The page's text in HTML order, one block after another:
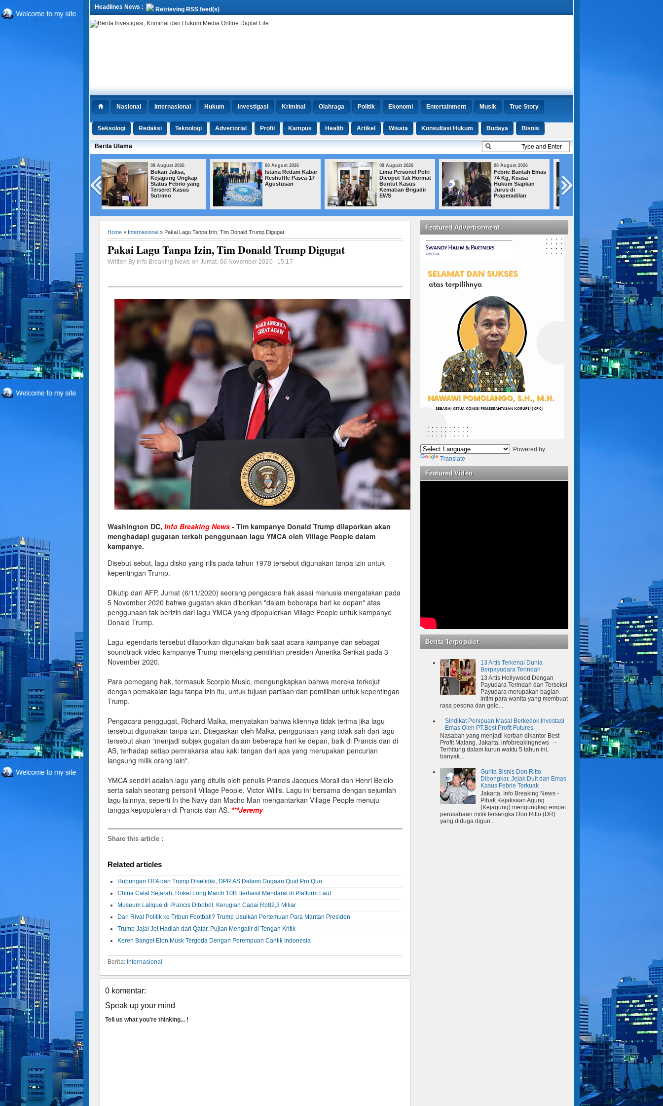
Headlines News : Retrieving RSS feed(s)
Nasional Internasional Hukum Investigasi Kriminal Olahraga Politik Ekonomi Entertainment Musik True Story
Seksologi Redaksi Teknologi Advertorial Profil Kampus Health Artikel Wisata Konsultasi Hukum Budaya Bisnis
Berita Utama
Bukan Jaksa,
Kejagung Ungkap
Status Febrio yang
Terseret Kasus
Sutrimo
08 August 2026
Istana Redam Kabar
Reshuffle Pasca-17
Agustusan
08 August 2026
Lima Personel Polri
Dicopot Tak Hormat
Buntut Kasus
08 August 2026
Febrie Bantah Emas
74 Kg, Kuasa
Hukum Siapkan
Jurus di
Praperadilan
08 August 2026
14 Calon Hakim
Lolos dari Saringan
KY, Kini Menanti
Persetujuan DPR
Home » Internasional » Pakai Lagu Tanpa Izin, Tim Donald Trump Digugat
Pakai Lagu Tanpa Izin, Tim Donald Trump Digugat
Written By Info Breaking News on Jumat, 06 November 2020 | 15.17
Washington DC, Info Breaking News - Tim kampanye Donald Trump dilaporkan akan
menghadapi gugatan terkait penggunaan lagu YMCA oleh Village People dalam
kampanye.
Disebut-sebut, lagu disko yang rilis pada tahun 1978 tersebut digunakan tanpa izin untuk
kepentingan Trump.
Dikutip dari AFP, Jumat (6/11/2020) seorang pengacara hak asasi manusia mengatakan pada
5 November 2020 bahwa gugatan akan diberikan "dalam beberapa hari ke depan" atas
penggunaan tak berizin dari lagu YMCA yang dipopulerkan Village People untuk kampanye
Donald Trump.
Lagu legendaris tersebut dilaporkan digunakan baik saat acara kampanye dan sebagai
soundtrack video kampanye Trump menjelang pemilihan presiden Amerika Serikat pada 3
November 2020.
Para pemegang hak, termasuk Scorpio Music, mengungkapkan bahwa mereka terkejut
dengan pemakaian lagu tanpa izin itu, untuk tujuan partisan dan pemilihan untuk kepentingan
Trump.
Pengacara penggugat, Richard Malka, menyatakan bahwa kliennya tidak terima jika lagu
tersebut digunakan tanpa izin. Ditegaskan oleh Malka, penggunaan yang tidak sah dari lagu
tersebut akan "menjadi subjek gugatan dalam beberapa hari ke depan, baik di Prancis dan di
AS, terhadap setiap pemrakarsa atau kaki tangan dari apa yang merupakan pencurian
langsung milik orang lain".
YMCA sendiri adalah lagu yang ditulis oleh penulis Prancis Jacques Morali dan Henri Belolo
serta salah seorang personil Village People, Victor Willis. Lagu ini bersama dengan sejumlah
lagu lainnya, seperti In the Navy dan Macho Man mengantarkan Village People menuju
tangga kepopuleran di Prancis dan AS. ***Jeremy
Share this article :
Related articles
Hubungan FIFA dan Trump Diselidiki, DPR AS Dalami Dugaan Quid Pro Quo
China Catat Sejarah, Roket Long March 10B Berhasil Mendarat di Platform Laut
Museum Lalique di Prancis Dibobol, Kerugian Capai Rp82,3 Miliar
Dari Rival Politik ke Tribun Football? Trump Usulkan Pertemuan Para Mantan Presiden
Trump Jajal Jet Hadiah dari Qatar, Pujian Mengalir di Tengah Kritik
Keren Banget Elon Musk Tergoda Dengan Perempuan Cantik Indonesia
Berita: Internasional
0 komentar:
Speak up your mind
Tell us what you're thinking... !
Featured Advertisement
Powered by
Translate
Featured Video
Berita Terpopuler
13 Artis Terkenal Dunia
Berpayudara Terindah
13 Artis Hollywood Dengan
Payudara Terindah dan Terseksi
Payudara merupakan bagian
intim para wanita yang membuat
rasa pesona dan gelo...
Sindikat Penipuan Masal Berkedok Investasi
Emas Oleh PT.Best Profit Futures
Nasabah yang menjadi korban dikantor Best
Profit Malang. Jakarta, infobreakingnews –
Terhitung dalam kurun waktu 5 tahun ini,
banyak...
Gurita Bisnis Don Ritto
Dibongkar, Jejak Duit dan Emas
Kasus Febrie Terkuak
Jakarta, Info Breaking News -
Pihak Kejaksaan Agung
(Kejagung) mengungkap empat
perusahaan milik tersangka Don Ritto (DR)
yang diduga digun...